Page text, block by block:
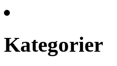
Kategorier